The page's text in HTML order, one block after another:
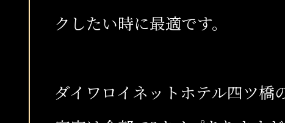
クしたい時に最適です。
ダイワロイネットホテル四ツ橋